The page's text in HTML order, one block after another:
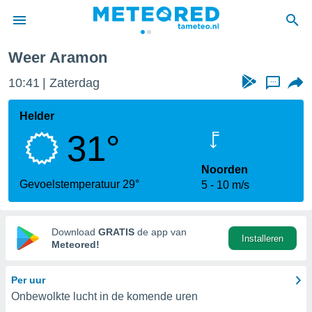
door
verstrekte
hoge
hebt de
voor
op basis
Weer Aramon
10:41 Zaterdag ...
Helder
31°
Gevoelstemperatuur 29°
Noorden
5
10 m/s
Download GRATIS de app van
Meteored!
Installeren
Per uur
Onbewolkte lucht in de komende uren